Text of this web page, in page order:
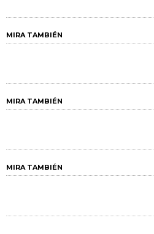
MIRA TAMBIÉN
MIRA TAMBIÉN
MIRA TAMBIÉN